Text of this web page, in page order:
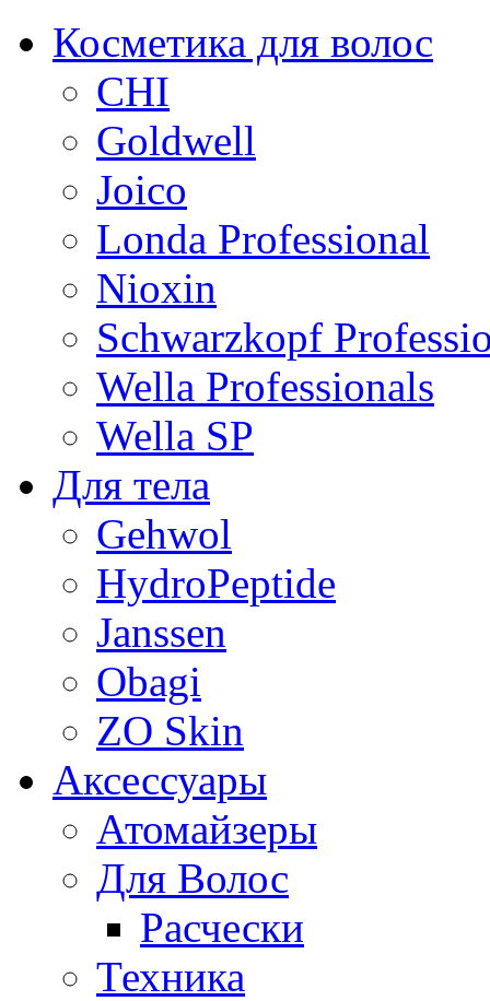
Косметика для волос
CHI
Goldwell
Joico
Londa Professional
Nioxin
Schwarzkopf
Wella Professionals
Wella SP
Для тела
Gehwol
HydroPeptide
Janssen
Obagi
ZO Skin
Aксессуары
Атомайзеры
Для Волос
Расчески
Техника